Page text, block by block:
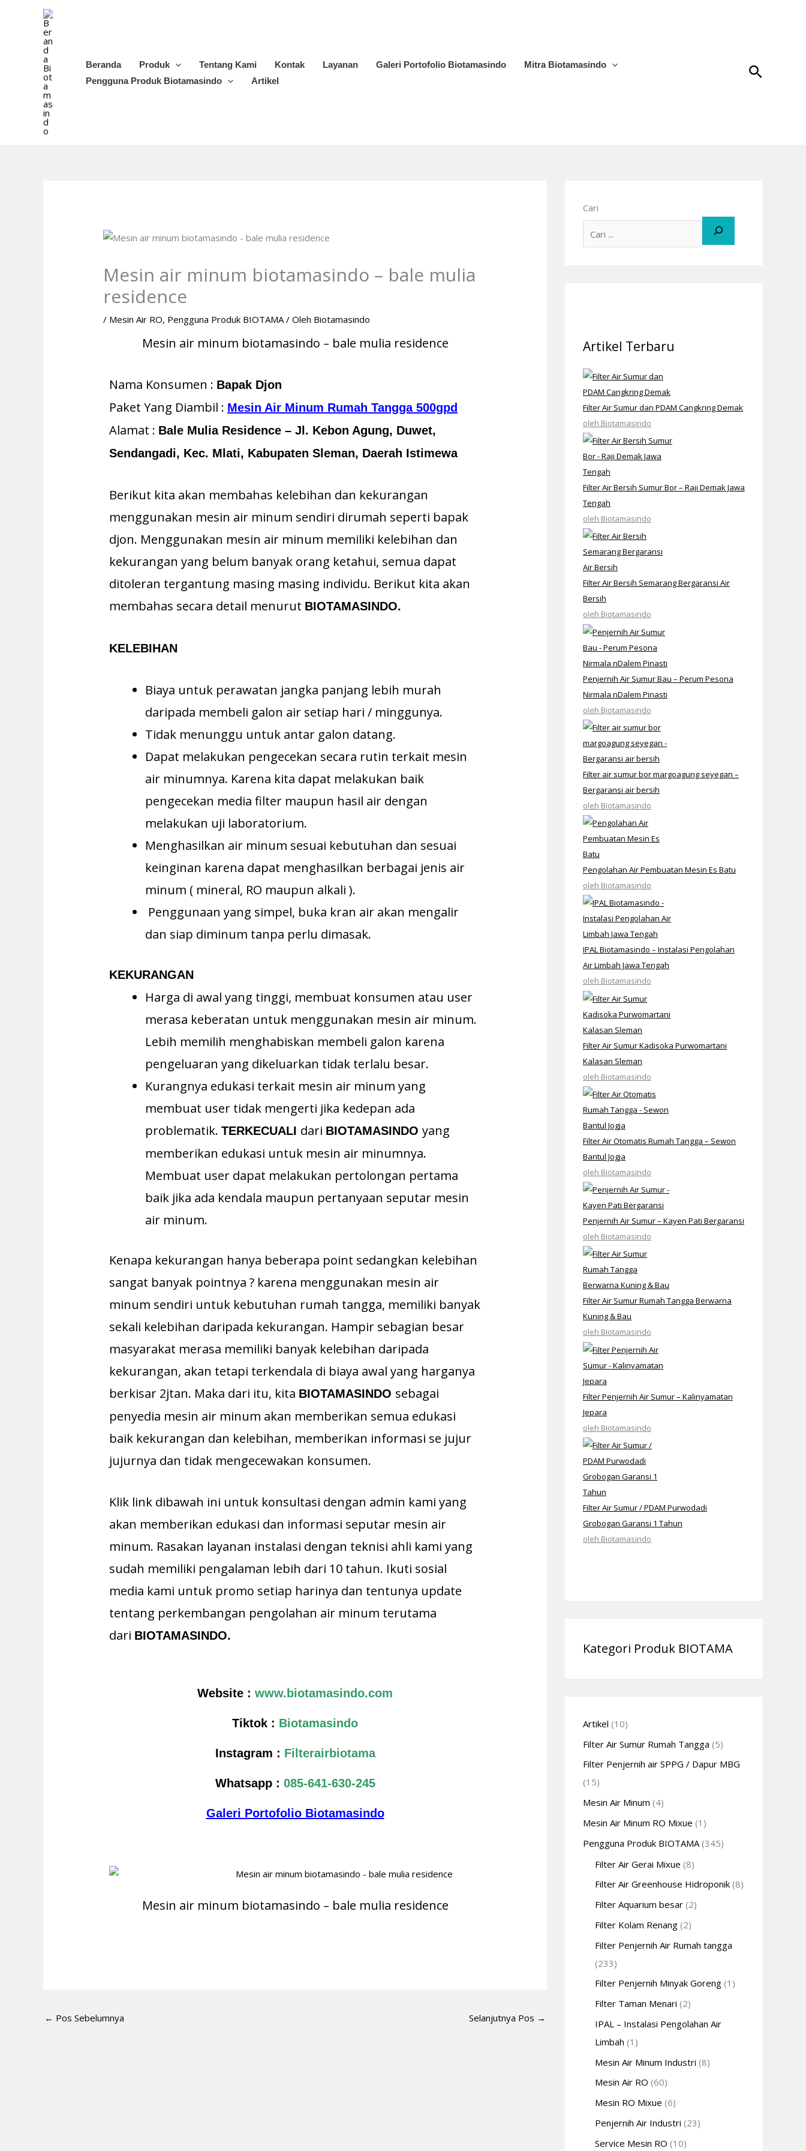
Beranda Produk Tentang Kami Kontak Layanan Galeri Portofolio Biotamasindo
Mitra Biotamasindo
Pengguna Produk Biotamasindo
Artikel Cari
Mesin air minum biotamasindo – bale mulia
residence
/ Mesin Air RO, Pengguna Produk BIOTAMA / Oleh Biotamasindo
Mesin air minum biotamasindo – bale mulia residence
Nama Konsumen : Bapak Djon
Paket Yang Diambil : Mesin Air Minum Rumah Tangga 500gpd
Alamat : Bale Mulia Residence – Jl. Kebon Agung, Duwet,
Sendangadi, Kec. Mlati, Kabupaten Sleman, Daerah Istimewa
Berikut kita akan membahas kelebihan dan kekurangan
menggunakan mesin air minum sendiri dirumah seperti bapak
djon. Menggunakan mesin air minum memiliki kelebihan dan
kekurangan yang belum banyak orang ketahui, semua dapat
ditoleran tergantung masing masing individu. Berikut kita akan
membahas secara detail menurut BIOTAMASINDO.
KELEBIHAN
Biaya untuk perawatan jangka panjang lebih murah
daripada membeli galon air setiap hari / minggunya.
Tidak menunggu untuk antar galon datang.
Dapat melakukan pengecekan secara rutin terkait mesin
air minumnya. Karena kita dapat melakukan baik
pengecekan media filter maupun hasil air dengan
melakukan uji laboratorium.
Menghasilkan air minum sesuai kebutuhan dan sesuai
keinginan karena dapat menghasilkan berbagai jenis air
minum ( mineral, RO maupun alkali ).
Penggunaan yang simpel, buka kran air akan mengalir
dan siap diminum tanpa perlu dimasak.
KEKURANGAN
Harga di awal yang tinggi, membuat konsumen atau user
merasa keberatan untuk menggunakan mesin air minum.
Lebih memilih menghabiskan membeli galon karena
pengeluaran yang dikeluarkan tidak terlalu besar.
Kurangnya edukasi terkait mesin air minum yang
membuat user tidak mengerti jika kedepan ada
problematik.TERKECUALI dari BIOTAMASINDOyang
memberikan edukasi untuk mesin air minumnya.
Membuat user dapat melakukan pertolongan pertama
baik jika ada kendala maupun pertanyaan seputar mesin
air minum.
Kenapa kekurangan hanya beberapa point sedangkan kelebihan
sangat banyak pointnya ? karena menggunakan mesin air
minum sendiri untuk kebutuhan rumah tangga, memiliki banyak
sekali kelebihan daripada kekurangan. Hampir sebagian besar
masyarakat merasa memiliki banyak kelebihan daripada
kekurangan, akan tetapi terkendala di biaya awal yang harganya
berkisar 2jtan. Maka dari itu, kita BIOTAMASINDO sebagai
penyedia mesin air minum akan memberikan semua edukasi
baik kekurangan dan kelebihan, memberikan informasi se jujur
jujurnya dan tidak mengecewakan konsumen.
Klik link dibawah ini untuk konsultasi dengan admin kami yang
akan memberikan edukasi dan informasi seputar mesin air
minum. Rasakan layanan instalasi dengan teknisi ahli kami yang
sudah memiliki pengalaman lebih dari 10 tahun. Ikuti sosial
media kami untuk promo setiap harinya dan tentunya update
tentang perkembangan pengolahan air minum terutama
dari BIOTAMASINDO.
Website : www.biotamasindo.com
Tiktok : Biotamasindo
Instagram : Filterairbiotama
Whatsapp : 085-641-630-245
Galeri Portofolio Biotamasindo
Mesin air minum biotamasindo – bale mulia residence
← Pos Sebelumnya Selanjutnya Pos →
Cari
Artikel Terbaru
Filter Air Sumur dan PDAM Cangkring Demak
oleh Biotamasindo
Filter Air Bersih Sumur Bor – Raji Demak Jawa
Tengah
oleh Biotamasindo
Filter Air Bersih Semarang Bergaransi Air
Bersih
oleh Biotamasindo
Penjernih Air Sumur Bau – Perum Pesona
Nirmala nDalem Pinasti
oleh Biotamasindo
Filter air sumur bor margoagung seyegan –
Bergaransi air bersih
oleh Biotamasindo
Pengolahan Air Pembuatan Mesin Es Batu
oleh Biotamasindo
IPAL Biotamasindo – Instalasi Pengolahan
Air Limbah Jawa Tengah
oleh Biotamasindo
Filter Air Sumur Kadisoka Purwomartani
Kalasan Sleman
oleh Biotamasindo
Filter Air Otomatis Rumah Tangga – Sewon
Bantul Jogja
oleh Biotamasindo
Penjernih Air Sumur – Kayen Pati Bergaransi
oleh Biotamasindo
Filter Air Sumur Rumah Tangga Berwarna
Kuning & Bau
oleh Biotamasindo
Filter Penjernih Air Sumur – Kalinyamatan
Jepara
oleh Biotamasindo
Filter Air Sumur / PDAM Purwodadi
Grobogan Garansi 1 Tahun
oleh Biotamasindo
Kategori Produk BIOTAMA
Artikel (10)
Filter Air Sumur Rumah Tangga (5)
Filter Penjernih air SPPG / Dapur MBG
(15)
Mesin Air Minum (4)
Mesin Air Minum RO Mixue (1)
Pengguna Produk BIOTAMA (345)
Filter Air Gerai Mixue (8)
Filter Air Greenhouse Hidroponik (8)
Filter Aquarium besar (2)
Filter Kolam Renang (2)
Filter Penjernih Air Rumah tangga
(233)
Filter Penjernih Minyak Goreng (1)
Filter Taman Menari (2)
IPAL – Instalasi Pengolahan Air
Limbah (1)
Mesin Air Minum Industri (8)
Mesin Air RO (60)
Mesin RO Mixue (6)
Penjernih Air Industri (23)
Service Mesin RO (10)